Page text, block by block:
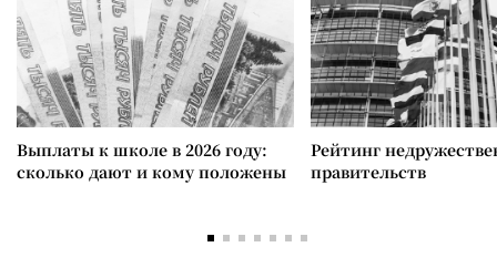
Выплаты к школе в 2026 году:
сколько дают и кому положены
Рейтинг
правительств